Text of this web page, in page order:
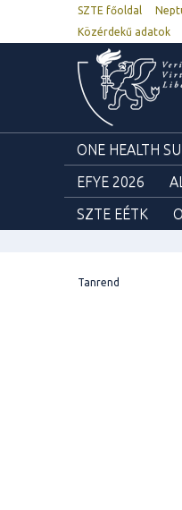
SZTE főoldal
Közérdekű adatok
ONE HEALTH
EFYE 2026
SZTE EÉTK
Tanrend